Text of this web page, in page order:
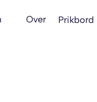
Over Prikbord